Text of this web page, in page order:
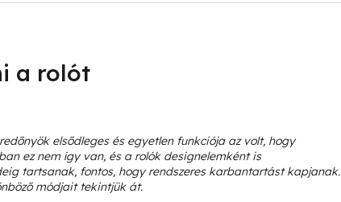
a rolót
elsődleges és egyetlen funkciója az volt, hogy
ez nem így van, és a rolók designelemként is
tartsanak, fontos, hogy rendszeres karbantartást kapjanak.
módjait tekintjük át.